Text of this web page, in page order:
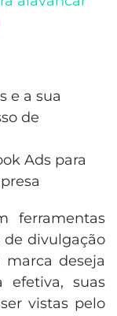
e a sua
de
Ads para
ferramentas
divulgação
deseja
efetiva, suas
vistas pelo